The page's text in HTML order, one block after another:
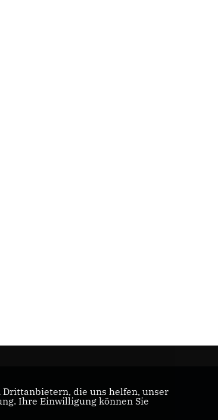
Drittanbietern, die uns helfen, unser
Ihre Einwilligung können Sie